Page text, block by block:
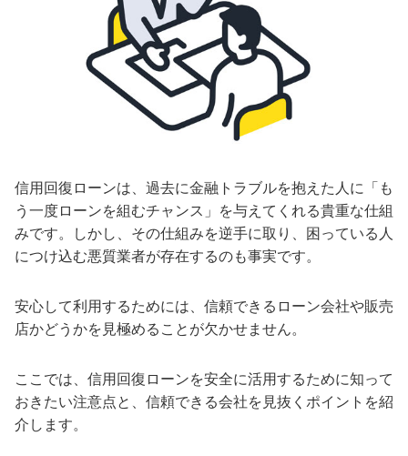
信用回復ローンは、過去に金融トラブルを抱えた人に「も
う一度ローンを組むチャンス」を与えてくれる貴重な仕組
みです。しかし、その仕組みを逆手に取り、困っている人
につけ込む悪質業者が存在するのも事実です。
安心して利用するためには、信頼できるローン会社や販売
店かどうかを見極めることが欠かせません。
ここでは、信用回復ローンを安全に活用するために知って
おきたい注意点と、信頼できる会社を見抜くポイントを紹
介します。